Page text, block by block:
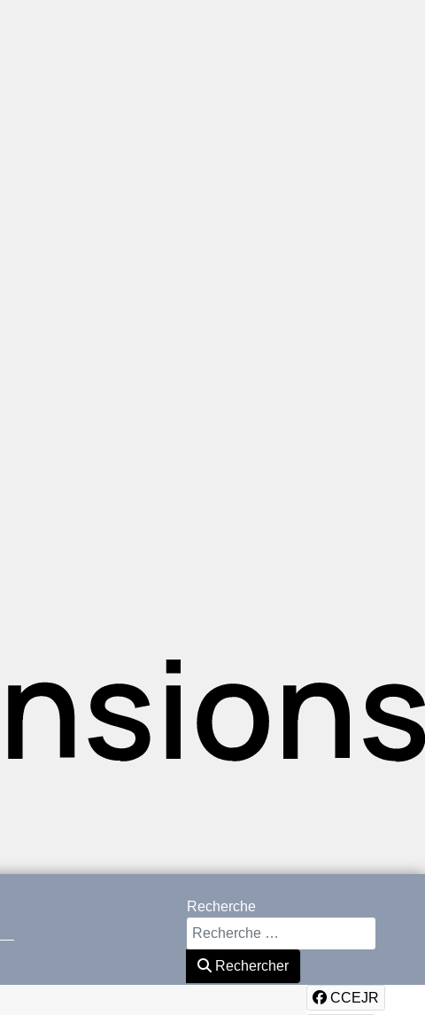
Recherche
Rechercher
CCEJR